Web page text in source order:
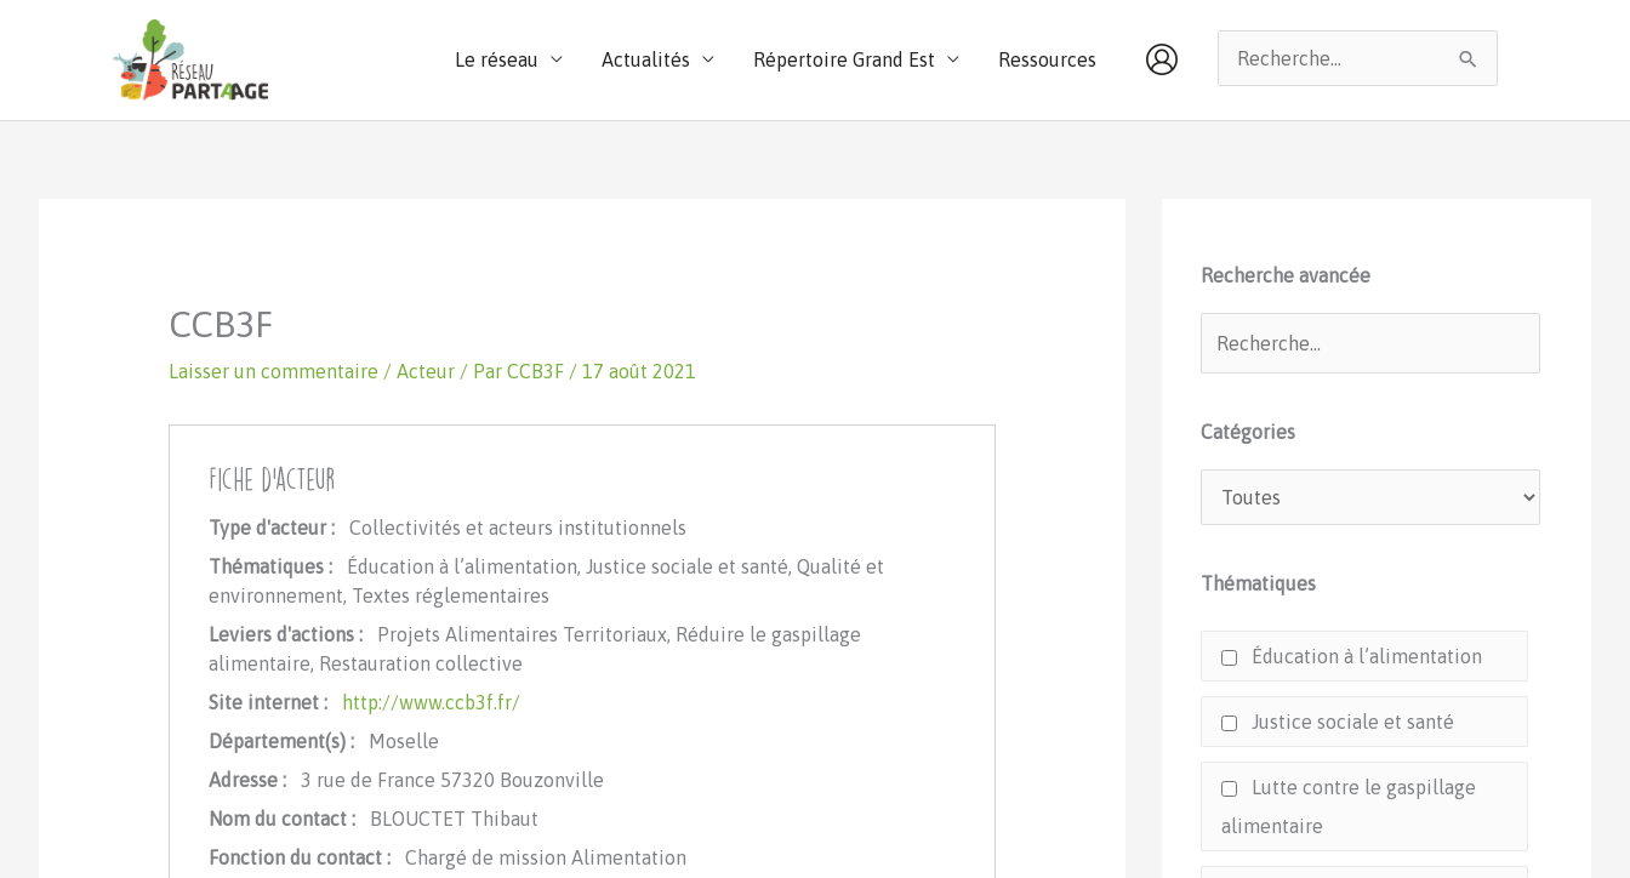
Le réseau Actualités Répertoire Grand Est Ressources
Rechercher :
CCB3F
Laisser un commentaire / Acteur/ Par CCB3F / 17 août 2021
Fiche d'acteur
Type d'acteur :
Collectivités et acteurs institutionnels
Thématiques :
Éducation à l’alimentation, Justice sociale et santé, Qualité et
environnement, Textes réglementaires
Leviers d'actions :
Projets Alimentaires Territoriaux, Réduire le gaspillage
alimentaire, Restauration collective
Site internet :
http://www.ccb3f.fr/
Département(s) :
Moselle
Adresse :
3 rue de France 57320 Bouzonville
Nom du contact :
BLOUCTET Thibaut
Fonction du contact :
Chargé de mission Alimentation
Recherche avancée
Catégories
Thématiques
Éducation à l’alimentation
Justice sociale et santé
Lutte contre le gaspillage
alimentaire